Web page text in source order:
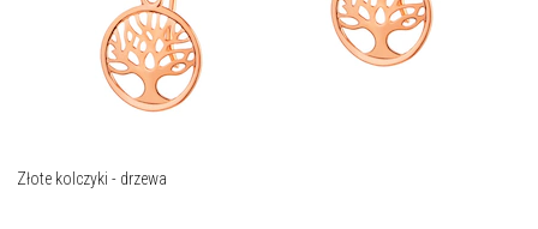
Złote kolczyki - drzewa